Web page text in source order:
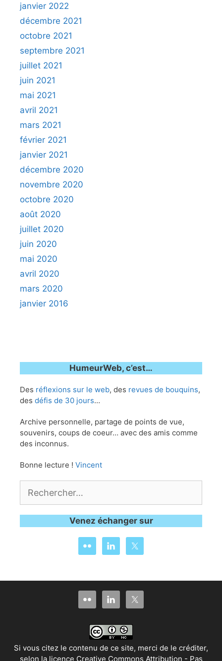
janvier 2022
décembre 2021
octobre 2021
septembre 2021
juillet 2021
juin 2021
mai 2021
avril 2021
mars 2021
février 2021
janvier 2021
décembre 2020
novembre 2020
octobre 2020
août 2020
juillet 2020
juin 2020
mai 2020
avril 2020
mars 2020
janvier 2016
HumeurWeb, c’est…
Des réflexions sur le web, des revues de bouquins,
des défis de 30 jours…
Archive personnelle, partage de points de vue,
souvenirs, coups de coeur… avec des amis comme
des inconnus.
Bonne lecture ! Vincent
Venez échanger sur
Si vous citez le contenu de ce site, merci de le créditer,
selon la licence Creative Commons Attribution - Pas